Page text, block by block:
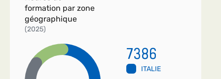
formation par zone
géographique
(2025)
7386
ITALIE